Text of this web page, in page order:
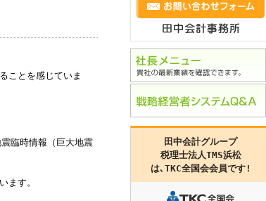
ープ
２５１１㈹
する場合はコチラ
ことを感じていま
臨時情報（巨大地震
ます。
田中会計グループ
税理士法人TMS浜松
は､ TKC全国会会員です!